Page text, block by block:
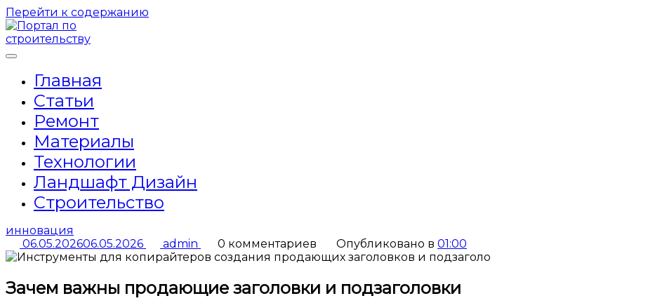
Перейти к содержанию
Главная
Статьи
Ремонт
Материалы
Технологии
Ландшафт Дизайн
Строительство
инновация
06.05.202606.05.2026 admin 0 комментариев Опубликовано в 01:00
Зачем важны продающие заголовки и подзаголовки